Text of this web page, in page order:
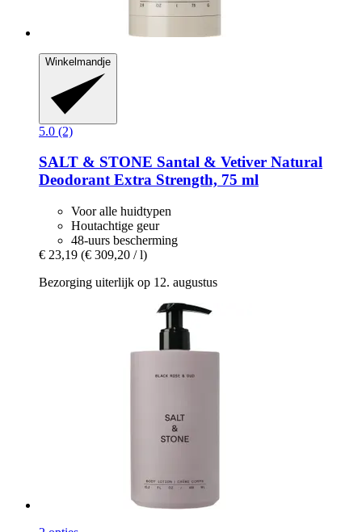
Winkelmandje
5.0 (2)
SALT & STONE Santal & Vetiver Natural
Deodorant Extra Strength, 75 ml
Voor alle huidtypen
Houtachtige geur
48-uurs bescherming
€ 23,19 (€ 309,20 / l)
Bezorging uiterlijk op 12. augustus